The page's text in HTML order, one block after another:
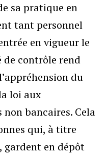
sa pratique en
tant personnel
en vigueur le
de contrôle rend
du
loi aux
bancaires. Cela
qui, à titre
gardent en dépôt